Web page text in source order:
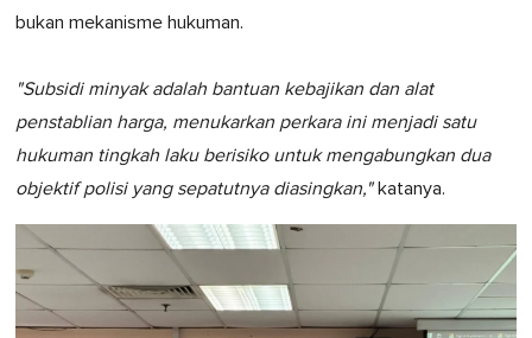
bukan mekanisme hukuman.
"Subsidi minyak adalah bantuan kebajikan dan alat
penstablian harga, menukarkan perkara ini menjadi satu
hukuman tingkah laku berisiko untuk mengabungkan dua
objektif polisi yang sepatutnya diasingkan,"katanya.